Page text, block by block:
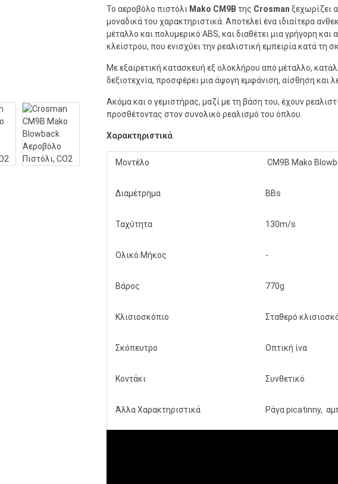
Το αεροβόλο πιστόλι Mako CM9B της Crosman ξεχωρίζει
μοναδικά του χαρακτηριστικά. Αποτελεί ένα ιδιαίτερα
μέταλλο και πολυμερικό ABS, και διαθέτει μια γρήγορη
κλείστρου, που ενισχύει την ρεαλιστική εμπειρία κατά τη
Με εξαιρετική κατασκευή εξ ολοκλήρου από μέταλλο,
δεξιοτεχνία, προσφέρει μια άψογη εμφάνιση, αίσθηση και
Ακόμα και ο γεμιστήρας, μαζί με τη βάση του, έχουν
προσθέτοντας στον συνολικό ρεαλισμό του όπλου.
Χαρακτηριστικά
Μοντέλο CM9B Mako
Διαμέτρημα BBs
Ταχύτητα 130m/s
Ολικό Μήκος -
Βάρος 770g
Κλισιοσκόπιο Σταθερό
Σκόπευτρο Οπτική ίνα
Κοντάκι Συνθετικό
Άλλα Χαρακτηριστικά Ράγα picatinny,